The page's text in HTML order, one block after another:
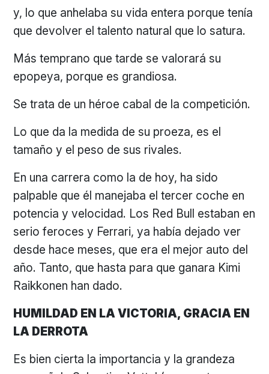
y, lo que anhelaba su vida entera porque tenía
que devolver el talento natural que lo satura.
Más temprano que tarde se valorará su
epopeya, porque es grandiosa.
Se trata de un héroe cabal de la competición.
Lo que da la medida de su proeza, es el
tamaño y el peso de sus rivales.
En una carrera como la de hoy, ha sido
palpable que él manejaba el tercer coche en
potencia y velocidad. Los Red Bull estaban en
serio feroces y Ferrari, ya había dejado ver
desde hace meses, que era el mejor auto del
año. Tanto, que hasta para que ganara Kimi
Raikkonen han dado.
HUMILDAD EN LA VICTORIA, GRACIA EN
LA DERROTA
Es bien cierta la importancia y la grandeza